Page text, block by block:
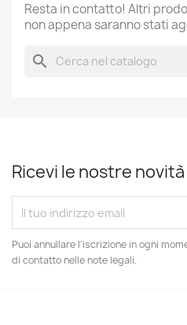
Resta in contatto! Altri
non appena saranno stati
search
Ricevi le nostre
Puoi annullare l'iscrizione in ogni
di contatto nelle note legali.